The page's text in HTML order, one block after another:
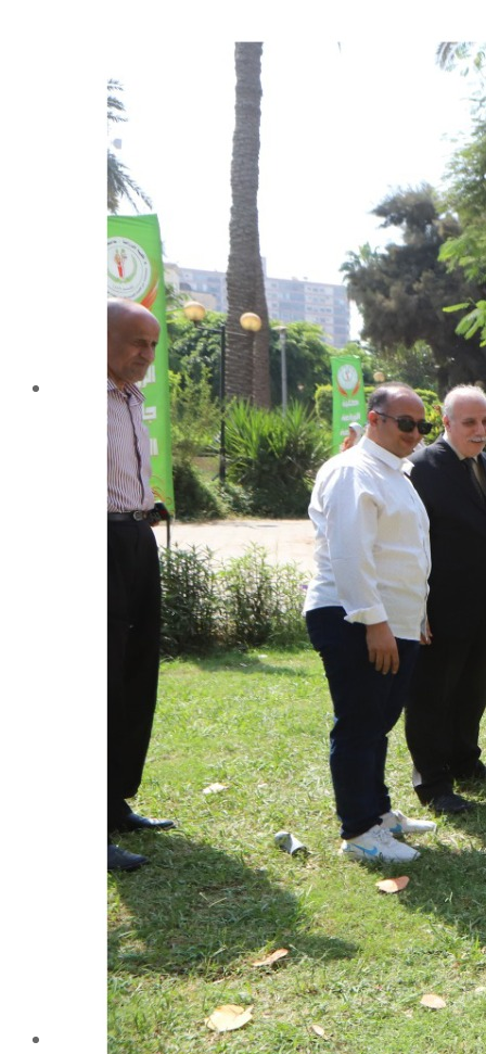
مجلس إتحاد الطلاب
مستشارى لجان الإتحاد
الجوائز والمراكز خلال العام الجامعى 2019-2020
الأنشطة الطلابية
2016-2017
2017-2018
2019-2020
2020-2021
الخريجون
ملتقى الخريجين
خريجى الكلية
المستندات المطلوبة لاستخراج شهادات التخرج
الحياة الأكاديمية
الأقسام العلمية
الإجتماع الريفي والإرشاد الزراعي
الأراضى
الإقتصاد الزراعى
الألـــبان
أمراض النبات
الإنتاج الحيواني
بساتين الزينة
بساتين الفاكهة
الحشرات الإقتصادية والمبيدات
الحيوان والنيماتولوجيا الزراعية
الخضر
الصناعات الغذائية
الكيميـــاء الحيوية
النبات الزراعى
المحاصيل
الميكروبيولوجيا الزراعية
الهندسة الزراعية
الوراثة
البرامج التعليمية
برامج اللغة العربية
برامج اللغة الانجليزية
التعليم المفتوح
عن الكلية